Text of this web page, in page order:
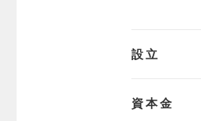
設立
資本金